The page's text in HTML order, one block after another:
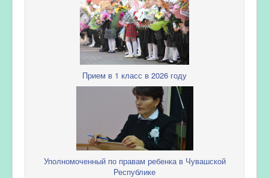
Прием в 1 класс в 2026 году
Уполномоченный по правам ребенка в Чувашской
Республике